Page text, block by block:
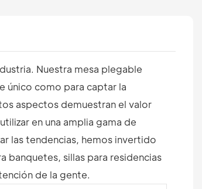
Nuestra mesa plegable
único como para captar la
aspectos demuestran el valor
en una amplia gama de
las tendencias, hemos invertido
banquetes, sillas para residencias
de la gente.